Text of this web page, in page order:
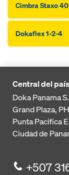
Cimbra Staxo 40
Dokaflex 1-2-4
Central del país
Doka Panama
Grand Plaza,
Punta Pacifica
Ciudad de
+507